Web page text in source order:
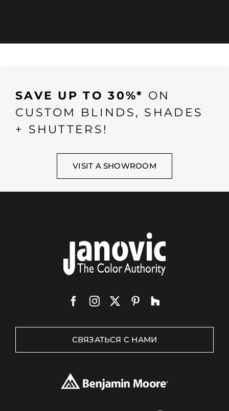
SAVE UP TO 30%* ON
CUSTOM BLINDS, SHADES
+ SHUTTERS!
VISIT A SHOWROOM
СВЯЗАТЬСЯ С НАМИ